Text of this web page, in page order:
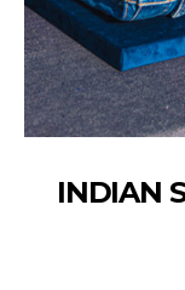
INDIAN